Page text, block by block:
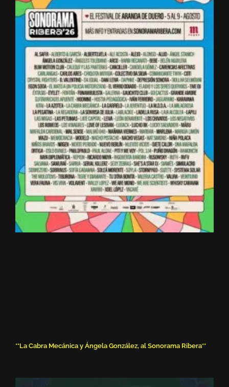
**La Cabra Mecánica y Ángela González, al Sonorama Ribera**